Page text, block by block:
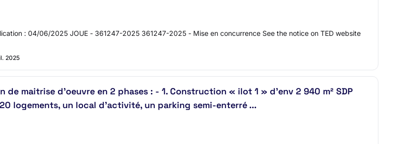
: 04/06/2025 JOUE - 361247-2025 361247-2025 - Mise en concurrence See the notice on TED website
2025
maitrise d'oeuvre en 2 phases : - 1. Construction « ilot 1 » d'env 2 940 m² SDP
logements, un local d'activité, un parking semi-enterré ...